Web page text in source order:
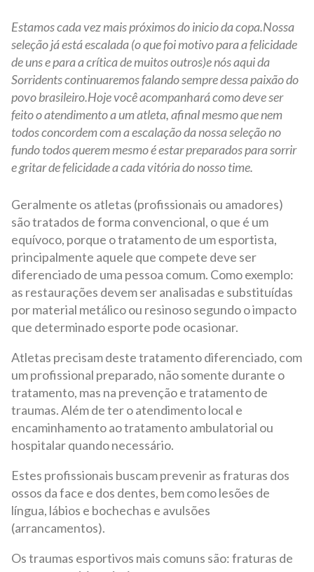
Estamos cada vez mais próximos do inicio da copa.Nossa
seleção já está escalada (o que foi motivo para a felicidade
de uns e para a crítica de muitos outros)e nós aqui da
Sorridents continuaremos falando sempre dessa paixão do
povo brasileiro.Hoje você acompanhará como deve ser
feito o atendimento a um atleta, afinal mesmo que nem
todos concordem com a escalação da nossa seleção no
fundo todos querem mesmo é estar preparados para sorrir
e gritar de felicidade a cada vitória do nosso time.
Geralmente os atletas (profissionais ou amadores)
são tratados de forma convencional, o que é um
equívoco, porque o tratamento de um esportista,
principalmente aquele que compete deve ser
diferenciado de uma pessoa comum. Como exemplo:
as restaurações devem ser analisadas e substituídas
por material metálico ou resinoso segundo o impacto
que determinado esporte pode ocasionar.
Atletas precisam deste tratamento diferenciado, com
um profissional preparado, não somente durante o
tratamento, mas na prevenção e tratamento de
traumas. Além de ter o atendimento local e
encaminhamento ao tratamento ambulatorial ou
hospitalar quando necessário.
Estes profissionais buscam prevenir as fraturas dos
ossos da face e dos dentes, bem como lesões de
língua, lábios e bochechas e avulsões
(arrancamentos).
Os traumas esportivos mais comuns são: fraturas de